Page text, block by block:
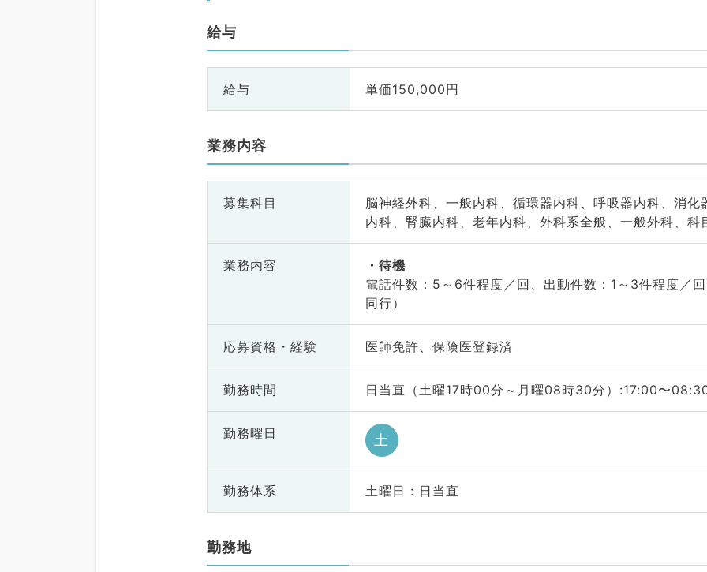
給与
給与 単価150,000円
業務内容
募集科目
脳神経外科、一般内科、循環器内科、呼吸器内科、消化
内科、腎臓内科、老年内科、外科系全般、一般外科、科
業務内容
待機
電話件数：5～6件程度／回、出動件数：1～3件程度／
同行）
応募資格・ 経験 医師免許、保険医登録済
勤務時間 日当直（土曜17時00分～月曜08時30分）:17:00〜
勤務曜日 土
勤務体系 土曜日 : 日当直
勤務地